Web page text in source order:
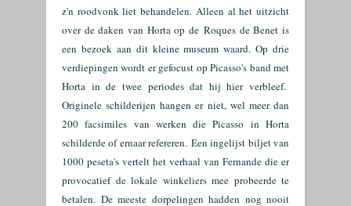
z'n roodvonk liet behandelen. Alleen al het uitzicht
over de daken van Horta op de Roques de Benet is
een bezoek aan dit kleine museum waard. Op drie
verdiepingen wordt er gefocust op Picasso's band met
Horta in de twee periodes dat hij hier verbleef.
Originele schilderijen hangen er niet, wel meer dan
200 facsimiles van werken die Picasso in Horta
schilderde of ernaar refereren. Een ingelijst biljet van
1000 peseta's vertelt het verhaal van Fernande die er
provocatief de lokale winkeliers mee probeerde te
betalen. De meeste dorpelingen hadden nog nooit